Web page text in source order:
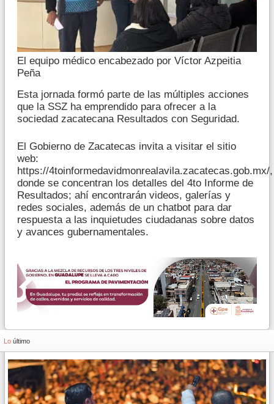
El equipo médico encabezado por Víctor Azpeitia
Peña
Esta jornada formó parte de las múltiples acciones
que la SSZ ha emprendido para ofrecer a la
sociedad zacatecana Resultados con Seguridad.
El Gobierno de Zacatecas invita a visitar el sitio
web:
https://4toinformedavidmonrealavila.zacatecas.gob.mx/,
donde se concentran los detalles del 4to Informe de
Resultados; ahí encontrarán videos, galerías y
redes sociales, además de un chatbot para dar
respuesta a las inquietudes ciudadanas sobre datos
y avances gubernamentales.
Lo último